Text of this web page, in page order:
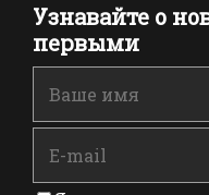
Узнавайте о
первыми